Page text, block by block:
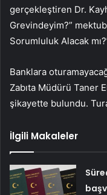
gerçekleştiren Dr.
Grevindeyim?”
Sorumluluk Alacak
Banklara
Zabıta Müdürü Taner
şikayette bulundu.
İlgili Makaleler